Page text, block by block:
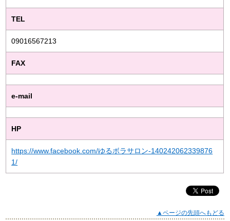
TEL
09016567213
FAX
e-mail
HP
https://www.facebook.com/ゆるボラサロン-140242062339876
1/
▲ページの先頭へもどる